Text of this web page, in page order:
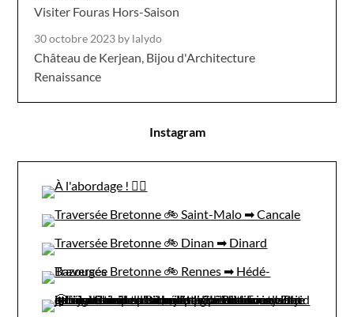
Visiter Fouras Hors-Saison
30 octobre 2023 by lalydo
Château de Kerjean, Bijou d'Architecture
Renaissance
Instagram